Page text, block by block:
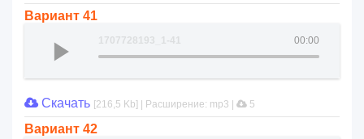
Вариант 41
00:00
1707728193_1-41
Скачать [216,5 Kb] | Расширение: mp3 | 5
Вариант 42